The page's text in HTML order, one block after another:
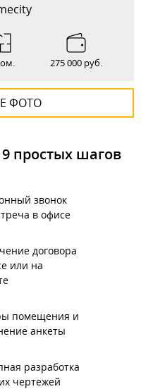
275 000 руб.
ФОТО
простых шагов
звонок
в офисе
договора
или на
помещения и
анкеты
разработка
чертежей